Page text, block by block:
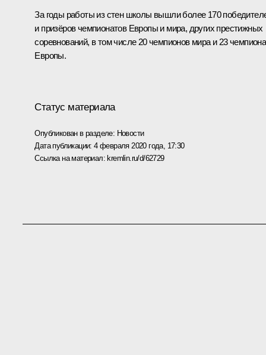
За годы работы из стен школы вышли более 170
и призёров чемпионатов Европы и мира, других престижных
соревнований, в том числе 20 чемпионов мира и 23 чемпиона
Европы.
Статус материала
Опубликован в разделе: Новости
Дата публикации:4 февраля 2020 года, 17:30
Ссылка на материал: kremlin.ru/d/62729